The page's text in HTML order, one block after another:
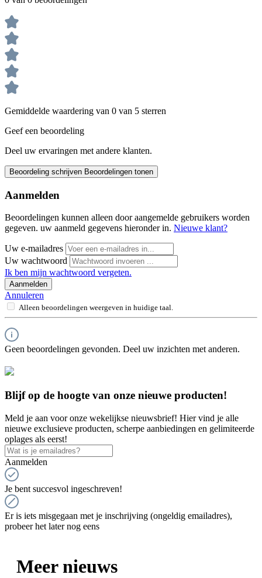
Gemiddelde waardering van 0 van 5 sterren
Geef een beoordeling
Deel uw ervaringen met andere klanten.
Beoordeling schrijven Beoordelingen tonen
Aanmelden
Beoordelingen kunnen alleen door aangemelde gebruikers worden
gegeven. uw aanmeld gegevens hieronder in. Nieuwe klant?
Uw e-mailadres
Uw wachtwoord
Ik ben mijn wachtwoord vergeten.
Aanmelden
Annuleren
Alleen beoordelingen weergeven in huidige taal.
Geen beoordelingen gevonden. Deel uw inzichten met anderen.
Blijf op de hoogte van onze nieuwe producten!
Meld je aan voor onze wekelijkse nieuwsbrief! Hier vind je alle
nieuwe exclusieve producten, scherpe aanbiedingen en gelimiteerde
oplages als eerst!
Aanmelden
Je bent succesvol ingeschreven!
Er is iets misgegaan met je inschrijving (ongeldig emailadres),
probeer het later nog eens
Meer nieuws